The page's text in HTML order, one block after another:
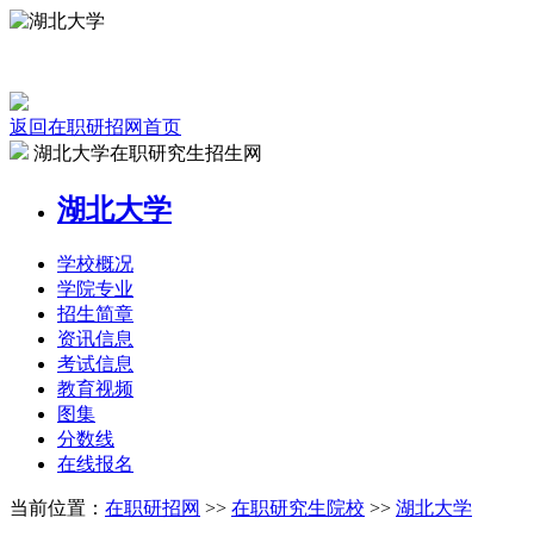
返回在职研招网首页
湖北大学在职研究生招生网
湖北大学
学校概况
学院专业
招生简章
资讯信息
考试信息
教育视频
图集
分数线
在线报名
当前位置： 在职研招网 >> 在职研究生院校 >> 湖北大学